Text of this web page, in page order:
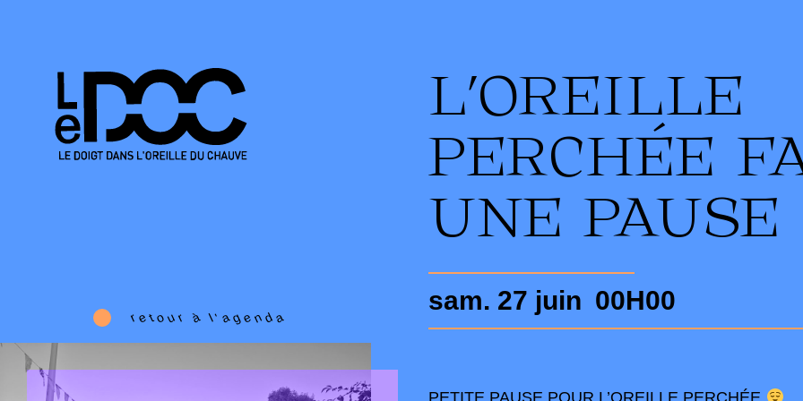
L’OREILLE
PERCHÉE
UNE PAUSE
sam. 27 juin 00H00
r eto u r à l' age n d a
PETITE PAUSE POUR L’OREILLE PERCHÉE